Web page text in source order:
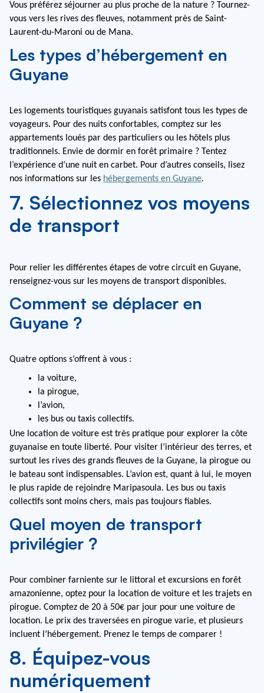
Vous préférez séjourner au plus proche de la nature ? Tournez-
vous vers les rives des fleuves, notamment près de Saint-
Laurent-du-Maroni ou de Mana.
Les types d’hébergement en
Guyane
Les logements touristiques guyanais satisfont tous les types de
voyageurs. Pour des nuits confortables, comptez sur les
appartements loués par des particuliers ou les hôtels plus
traditionnels. Envie de dormir en forêt primaire ? Tentez
l’expérience d’une nuit en carbet. Pour d’autres conseils, lisez
nos informations sur les hébergements en Guyane.
7. Sélectionnez vos moyens
de transport
Pour relier les différentes étapes de votre circuit en Guyane,
renseignez-vous sur les moyens de transport disponibles.
Comment se déplacer en
Guyane ?
Quatre options s’offrent à vous :
la voiture,
la pirogue,
l’avion,
les bus ou taxis collectifs.
Une location de voiture est très pratique pour explorer la côte
guyanaise en toute liberté. Pour visiter l’intérieur des terres, et
surtout les rives des grands fleuves de la Guyane, la pirogue ou
le bateau sont indispensables. L’avion est, quant à lui, le moyen
le plus rapide de rejoindre Maripasoula. Les bus ou taxis
collectifs sont moins chers, mais pas toujours fiables.
Quel moyen de transport
privilégier ?
Pour combiner farniente sur le littoral et excursions en forêt
amazonienne, optez pour la location de voiture et les trajets en
pirogue. Comptez de 20 à 50€ par jour pour une voiture de
location. Le prix des traversées en pirogue varie, et plusieurs
incluent l’hébergement. Prenez le temps de comparer !
8. Équipez-vous
numériquement